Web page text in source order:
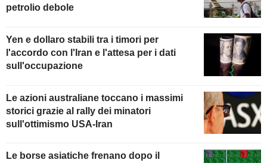
petrolio debole
Yen e dollaro stabili tra i timori per
l'accordo con l'Iran e l'attesa per i dati
sull'occupazione
Le azioni australiane toccano i massimi
storici grazie al rally dei minatori
sull'ottimismo USA-Iran
Le borse asiatiche frenano dopo il